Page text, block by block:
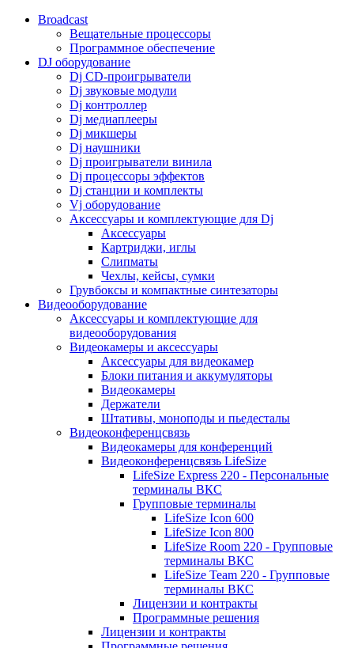
Broadcast
Вещательные процессоры
Программное обеспечение
DJ оборудование
Dj CD-проигрыватели
Dj звуковые модули
Dj контроллер
Dj медиаплееры
Dj микшеры
Dj наушники
Dj проигрыватели винила
Dj процессоры эффектов
Dj станции и комплекты
Vj оборудование
Аксессуары и комплектующие для Dj
Аксессуары
Картриджи, иглы
Слипматы
Чехлы, кейсы, сумки
Грувбоксы и компактные синтезаторы
Видеооборудование
Аксессуары и комплектующие для
видеооборудования
Видеокамеры и аксессуары
Аксессуары для видеокамер
Блоки питания и аккумуляторы
Видеокамеры
Держатели
Штативы, моноподы и пьедесталы
Видеоконференцсвязь
Видеокамеры для конференций
Видеоконференцсвязь LifeSize
LifeSize Express 220 - Персональные
терминалы ВКС
Групповые терминалы
LifeSize Icon 600
LifeSize Icon 800
LifeSize Room 220 - Групповые
терминалы ВКС
LifeSize Team 220 - Групповые
терминалы ВКС
Лицензии и контракты
Программные решения
Лицензии и контракты